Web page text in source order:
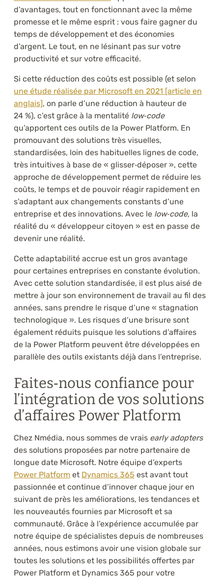
d’avantages, tout en fonctionnant avec la même
promesse et le même esprit : vous faire gagner du
temps de développement et des économies
d’argent. Le tout, en ne lésinant pas sur votre
productivité et sur votre efficacité.
Si cette réduction des coûts est possible (et selon
une étude réalisée par Microsoft en 2021 [article en
anglais], on parle d’une réduction à hauteur de
24 %), c’est grâce à la mentalité low‑code
qu’apportent ces outils de la Power Platform. En
promouvant des solutions très visuelles,
standardisées, loin des habituelles lignes de code,
très intuitives à base de « glisser‑déposer », cette
approche de développement permet de réduire les
coûts, le temps et de pouvoir réagir rapidement en
s’adaptant aux changements constants d’une
entreprise et des innovations. Avec le low‑code, la
réalité du « développeur citoyen » est en passe de
devenir une réalité.
Cette adaptabilité accrue est un gros avantage
pour certaines entreprises en constante évolution.
Avec cette solution standardisée, il est plus aisé de
mettre à jour son environnement de travail au fil des
années, sans prendre le risque d’une « stagnation
technologique ». Les risques d’une brisure sont
également réduits puisque les solutions d’affaires
de la Power Platform peuvent être développées en
parallèle des outils existants déjà dans l’entreprise.
Faites‑nous confiance pour
l’intégration de vos solutions
d’affaires Power Platform
Chez Nmédia, nous sommes de vrais early adopters
des solutions proposées par notre partenaire de
longue date Microsoft. Notre équipe d’experts
Power Platform et Dynamics 365 est avant tout
passionnée et continue d’innover chaque jour en
suivant de près les améliorations, les tendances et
les nouveautés fournies par Microsoft et sa
communauté. Grâce à l’expérience accumulée par
notre équipe de spécialistes depuis de nombreuses
années, nous estimons avoir une vision globale sur
toutes les solutions et les possibilités offertes par
Power Platform et Dynamics 365 pour votre